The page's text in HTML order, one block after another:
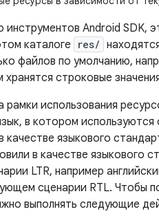
Android SDK,
каталоге res/
файлов по умолчанию,
хранятся строковые
использования
в котором используются
качестве языкового
в качестве языкового
LTR, например
сценарии RTL. Чтобы
выполнять следующие